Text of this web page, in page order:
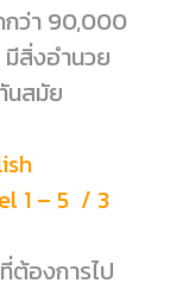
กว่า 90,000
สิ่งอำนวย
นสมัย
1 – 5 / 3
ต้องการไป